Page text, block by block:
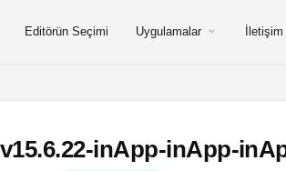
Editörün Seçimi Uygulamalar İletişim
v15.6.22-inApp-inApp-